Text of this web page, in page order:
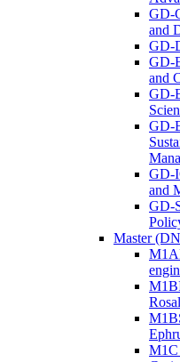
GD-
and
GD-
GD-
and
GD-
GD-
GD-
and
GD-
Master
M1C